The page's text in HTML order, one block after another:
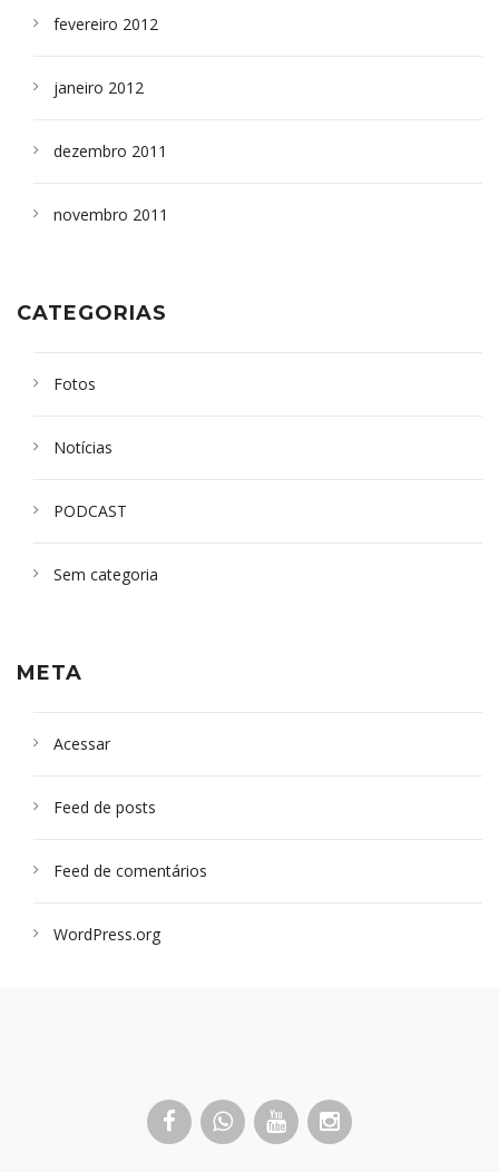
fevereiro 2012
janeiro 2012
dezembro 2011
novembro 2011
CATEGORIAS
Fotos
Notícias
PODCAST
Sem categoria
META
Acessar
Feed de posts
Feed de comentários
WordPress.org